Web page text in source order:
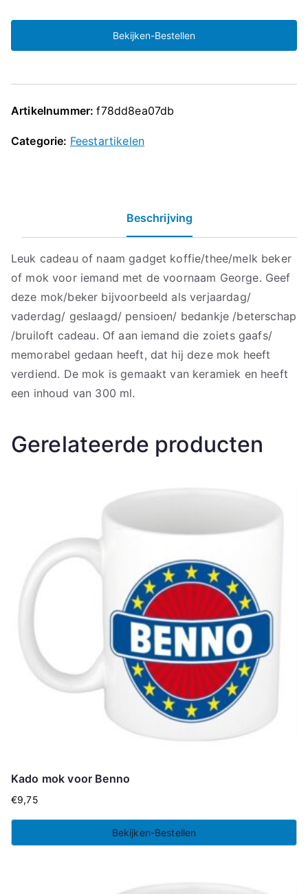
Bekijken-Bestellen
Artikelnummer:f78dd8ea07db
Categorie: Feestartikelen
Beschrijving
Leuk cadeau of naam gadget koffie/thee/melk beker
of mok voor iemand met de voornaam George. Geef
deze mok/beker bijvoorbeeld als verjaardag/
vaderdag/ geslaagd/ pensioen/ bedankje /beterschap
/bruiloft cadeau. Of aan iemand die zoiets gaafs/
memorabel gedaan heeft, dat hij deze mok heeft
verdiend. De mok is gemaakt van keramiek en heeft
een inhoud van 300 ml.
Gerelateerde producten
Kado mok voor Benno
€9,75
Bekijken-Bestellen